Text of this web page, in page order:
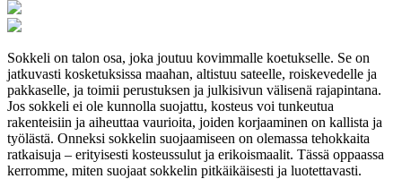
Sokkeli on talon osa, joka joutuu kovimmalle koetukselle. Se on
jatkuvasti kosketuksissa maahan, altistuu sateelle, roiskevedelle ja
pakkaselle, ja toimii perustuksen ja julkisivun välisenä rajapintana.
Jos sokkeli ei ole kunnolla suojattu, kosteus voi tunkeutua
rakenteisiin ja aiheuttaa vaurioita, joiden korjaaminen on kallista ja
työlästä. Onneksi sokkelin suojaamiseen on olemassa tehokkaita
ratkaisuja – erityisesti kosteussulut ja erikoismaalit. Tässä oppaassa
kerromme, miten suojaat sokkelin pitkäikäisesti ja luotettavasti.